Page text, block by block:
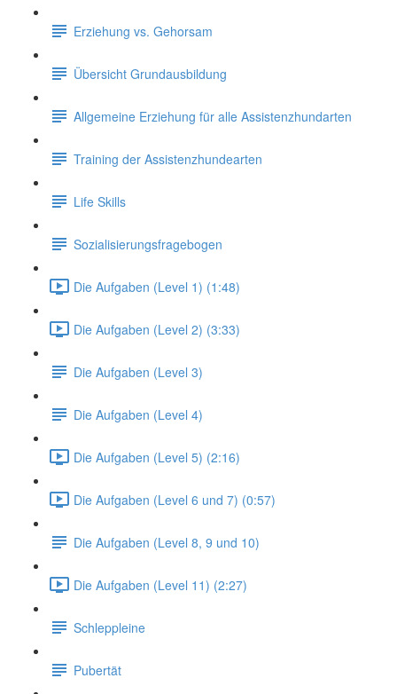
Erziehung vs. Gehorsam
Übersicht Grundausbildung
Allgemeine Erziehung für alle Assistenzhundarten
Training der Assistenzhundearten
Life Skills
Sozialisierungsfragebogen
Die Aufgaben (Level 1) (1:48)
Die Aufgaben (Level 2) (3:33)
Die Aufgaben (Level 3)
Die Aufgaben (Level 4)
Die Aufgaben (Level 5) (2:16)
Die Aufgaben (Level 6 und 7) (0:57)
Die Aufgaben (Level 8, 9 und 10)
Die Aufgaben (Level 11) (2:27)
Schleppleine
Pubertät